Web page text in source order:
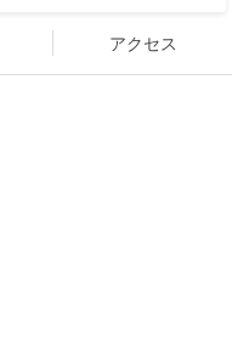
アクセス